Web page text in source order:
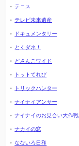
テニス
テレビ未来遺産
ドキュメンタリー
とくダネ！
どさんこワイド
トットてれび
トリックハンター
ナイナイアンサー
ナイナイのお見合い大作戦
ナカイの窓
なないろ日和